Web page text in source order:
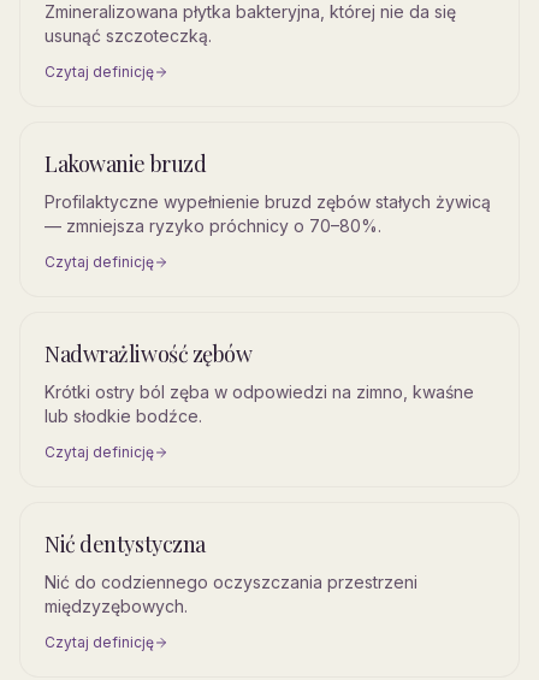
Zmineralizowana płytka bakteryjna, której nie da się
usunąć szczoteczką.
Czytaj definicję
Lakowanie bruzd
Profilaktyczne wypełnienie bruzd zębów stałych żywicą
— zmniejsza ryzyko próchnicy o 70–80%.
Czytaj definicję
Nadwrażliwość zębów
Krótki ostry ból zęba w odpowiedzi na zimno, kwaśne
lub słodkie bodźce.
Czytaj definicję
Nić dentystyczna
Nić do codziennego oczyszczania przestrzeni
międzyzębowych.
Czytaj definicję